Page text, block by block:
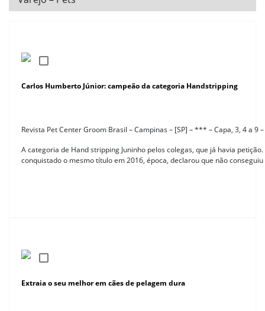
Carlos Humberto Júnior: campeão da categoria Handstripping
Revista Pet Center Groom Brasil – Campinas – [SP] – *** – Capa, 3, 4 a 9
A categoria de Hand stripping Juninho pelos colegas, que já havia
conquistado o mesmo título em 2016, época, declarou que não
Extraia o seu melhor em cães de pelagem dura